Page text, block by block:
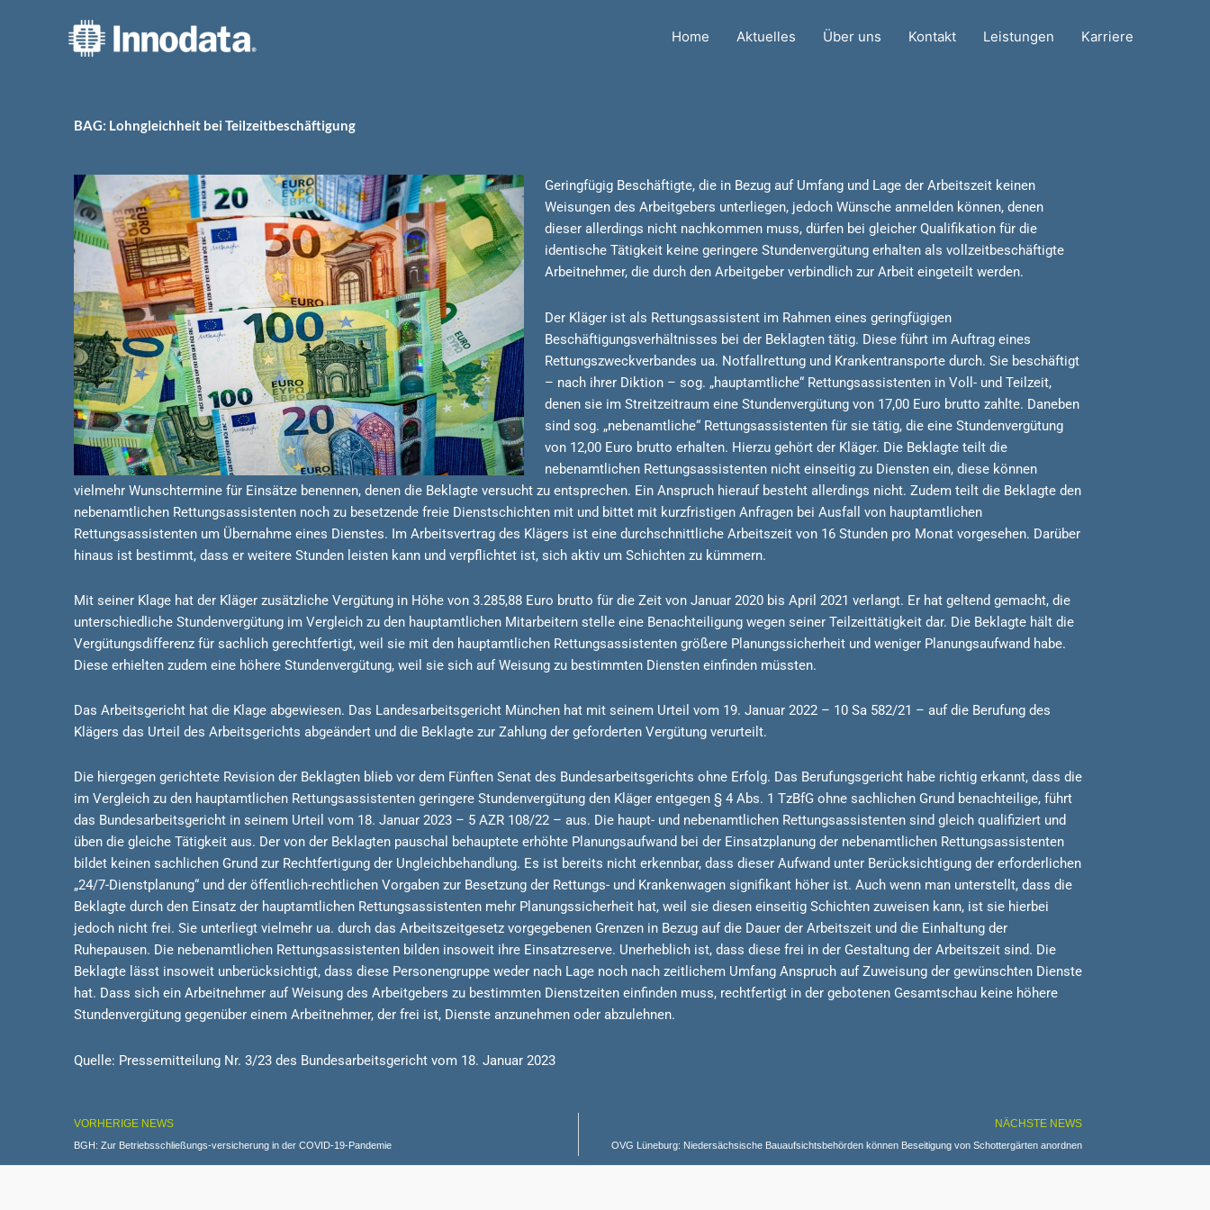
Home Aktuelles Über uns Kontakt Leistungen Karriere
BAG: Lohngleichheit bei Teilzeitbeschäftigung
Geringfügig Beschäftigte, die in Bezug auf Umfang und Lage der Arbeitszeit keinen
Weisungen des Arbeitgebers unterliegen, jedoch Wünsche anmelden können, denen
dieser allerdings nicht nachkommen muss, dürfen bei gleicher Qualifikation für die
identische Tätigkeit keine geringere Stundenvergütung erhalten als vollzeitbeschäftigte
Arbeitnehmer, die durch den Arbeitgeber verbindlich zur Arbeit eingeteilt werden.
Der Kläger ist als Rettungsassistent im Rahmen eines geringfügigen
Beschäftigungsverhältnisses bei der Beklagten tätig. Diese führt im Auftrag eines
Rettungszweckverbandes ua. Notfallrettung und Krankentransporte durch. Sie beschäftigt
– nach ihrer Diktion – sog. „hauptamtliche“ Rettungsassistenten in Voll- und Teilzeit,
denen sie im Streitzeitraum eine Stundenvergütung von 17,00 Euro brutto zahlte. Daneben
sind sog. „nebenamtliche“ Rettungsassistenten für sie tätig, die eine Stundenvergütung
von 12,00 Euro brutto erhalten. Hierzu gehört der Kläger. Die Beklagte teilt die
nebenamtlichen Rettungsassistenten nicht einseitig zu Diensten ein, diese können
vielmehr Wunschtermine für Einsätze benennen, denen die Beklagte versucht zu entsprechen. Ein Anspruch hierauf besteht allerdings nicht. Zudem teilt die Beklagte den
nebenamtlichen Rettungsassistenten noch zu besetzende freie Dienstschichten mit und bittet mit kurzfristigen Anfragen bei Ausfall von hauptamtlichen
Rettungsassistenten um Übernahme eines Dienstes. Im Arbeitsvertrag des Klägers ist eine durchschnittliche Arbeitszeit von 16 Stunden pro Monat vorgesehen. Darüber
hinaus ist bestimmt, dass er weitere Stunden leisten kann und verpflichtet ist, sich aktiv um Schichten zu kümmern.
Mit seiner Klage hat der Kläger zusätzliche Vergütung in Höhe von 3.285,88 Euro brutto für die Zeit von Januar 2020 bis April 2021 verlangt. Er hat geltend gemacht, die
unterschiedliche Stundenvergütung im Vergleich zu den hauptamtlichen Mitarbeitern stelle eine Benachteiligung wegen seiner Teilzeittätigkeit dar. Die Beklagte hält die
Vergütungsdifferenz für sachlich gerechtfertigt, weil sie mit den hauptamtlichen Rettungsassistenten größere Planungssicherheit und weniger Planungsaufwand habe.
Diese erhielten zudem eine höhere Stundenvergütung, weil sie sich auf Weisung zu bestimmten Diensten einfinden müssten.
Das Arbeitsgericht hat die Klage abgewiesen. Das Landesarbeitsgericht München hat mit seinem Urteil vom 19. Januar 2022 – 10 Sa 582/21 – auf die Berufung des
Klägers das Urteil des Arbeitsgerichts abgeändert und die Beklagte zur Zahlung der geforderten Vergütung verurteilt.
Die hiergegen gerichtete Revision der Beklagten blieb vor dem Fünften Senat des Bundesarbeitsgerichts ohne Erfolg. Das Berufungsgericht habe richtig erkannt, dass die
im Vergleich zu den hauptamtlichen Rettungsassistenten geringere Stundenvergütung den Kläger entgegen § 4 Abs. 1 TzBfG ohne sachlichen Grund benachteilige, führt
das Bundesarbeitsgericht in seinem Urteil vom 18. Januar 2023 – 5 AZR 108/22 – aus. Die haupt- und nebenamtlichen Rettungsassistenten sind gleich qualifiziert und
üben die gleiche Tätigkeit aus. Der von der Beklagten pauschal behauptete erhöhte Planungsaufwand bei der Einsatzplanung der nebenamtlichen Rettungsassistenten
bildet keinen sachlichen Grund zur Rechtfertigung der Ungleichbehandlung. Es ist bereits nicht erkennbar, dass dieser Aufwand unter Berücksichtigung der erforderlichen
„24/7-Dienstplanung“ und der öffentlich-rechtlichen Vorgaben zur Besetzung der Rettungs- und Krankenwagen signifikant höher ist. Auch wenn man unterstellt, dass die
Beklagte durch den Einsatz der hauptamtlichen Rettungsassistenten mehr Planungssicherheit hat, weil sie diesen einseitig Schichten zuweisen kann, ist sie hierbei
jedoch nicht frei. Sie unterliegt vielmehr ua. durch das Arbeitszeitgesetz vorgegebenen Grenzen in Bezug auf die Dauer der Arbeitszeit und die Einhaltung der
Ruhepausen. Die nebenamtlichen Rettungsassistenten bilden insoweit ihre Einsatzreserve. Unerheblich ist, dass diese frei in der Gestaltung der Arbeitszeit sind. Die
Beklagte lässt insoweit unberücksichtigt, dass diese Personengruppe weder nach Lage noch nach zeitlichem Umfang Anspruch auf Zuweisung der gewünschten Dienste
hat. Dass sich ein Arbeitnehmer auf Weisung des Arbeitgebers zu bestimmten Dienstzeiten einfinden muss, rechtfertigt in der gebotenen Gesamtschau keine höhere
Stundenvergütung gegenüber einem Arbeitnehmer, der frei ist, Dienste anzunehmen oder abzulehnen.
Quelle: Pressemitteilung Nr. 3/23 des Bundesarbeitsgericht vom 18. Januar 2023
VORHERIGE NEWS
BGH: Zur Betriebsschließungs-versicherung in der COVID-19-Pandemie
NÄCHSTE NEWS
OVG Lüneburg: Niedersächsische Bauaufsichtsbehörden können Beseitigung von Schottergärten anordnen